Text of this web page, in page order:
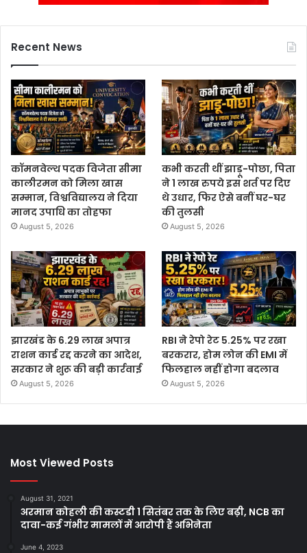
Recent News
कॉमनवेल्थ पदक विजेता सीमा
कालीरमन को मिला खास
सम्मान, विश्वविद्यालय ने दिया
मानद उपाधि का तोहफा
August 5, 2026
कभी करती थीं झाड़ू-पोछा, पिता
ने 1 लाख रुपये इस शर्त पर दिए
थे उधार, फिर ऐसे बनीं घर-घर
की तुलसी
August 5, 2026
झारखंड के 6.29 लाख अपात्र
राशन कार्ड रद्द करने का आदेश,
सरकार ने शुरू की बड़ी कार्रवाई
August 5, 2026
RBI ने रेपो रेट 5.25% पर रखा
बरकरार, होम लोन की EMI में
फिलहाल नहीं होगा बदलाव
August 5, 2026
Most Viewed Posts
August 31, 2021
अरमान कोहली की कस्टडी 1 सितंबर तक के लिए बढ़ी, NCB का
दावा-कई गंभीर मामलों में आरोपी हैं अभिनेता
June 4, 2023